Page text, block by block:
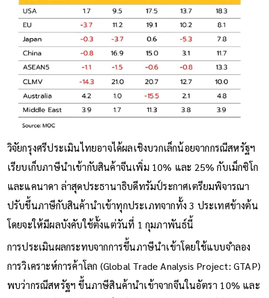
วิจัยกรุงศรีประเมินไทยอาจได้ผลเชิงบวกเล็กน้อยจากกรณีสหรัฐฯ
เรียบเก็บภาษีนำเข้ากับสินค้าจีนเพิ่ม 10% และ 25% กับเม็กซิโก
และแคนาดา ล่าสุดประธานาธิบดีทรัมป์ระกาศเตรียมพิจารณา
ปรับขึ้นภาษีกับสินค้านำเข้าทุกประเภทจากทั้ง 3 ประเทศข้างต้น
โดยจะให้มีผลบังคับใช้ตั้งแต่วันที่ 1 กุมภาพันธ์นี้
การประเมินผลกระทบจากการขึ้นภาษีนำเข้าโดยใช้แบบจำลอง
การวิเคราะห์การค้าโลก (Global Trade Analysis Project: GTAP)
พบว่ากรณีสหรัฐฯ ขึ้นภาษีสินค้านำเข้าจากจีนในอัตรา 10% และ